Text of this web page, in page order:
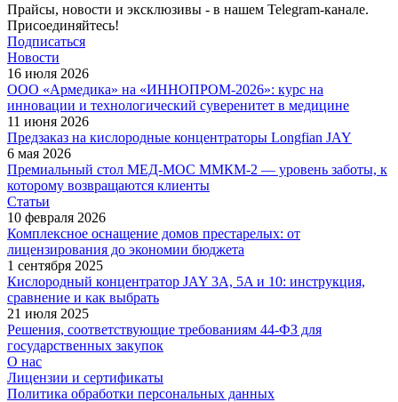
Прайсы, новости и эксклюзивы - в нашем Telegram-канале.
Присоединяйтесь!
Подписаться
Новости
16 июля 2026
ООО «Армедика» на «ИННОПРОМ-2026»: курс на
инновации и технологический суверенитет в медицине
11 июня 2026
Предзаказ на кислородные концентраторы Longfian JAY
6 мая 2026
Премиальный стол МЕД-МОС ММКМ-2 — уровень заботы, к
которому возвращаются клиенты
Статьи
10 февраля 2026
Комплексное оснащение домов престарелых: от
лицензирования до экономии бюджета
1 сентября 2025
Кислородный концентратор JAY 3A, 5A и 10: инструкция,
сравнение и как выбрать
21 июля 2025
Решения, соответствующие требованиям 44-ФЗ для
государственных закупок
О нас
Лицензии и сертификаты
Политика обработки персональных данных